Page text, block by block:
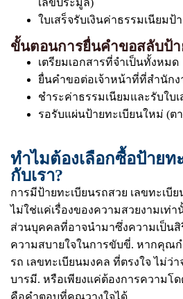
เลขประมูล)
ใบเสร็จรับเงินค่าธรรมเนียมป้
ขั้นตอนการยื่นคำขอสลับป้
เตรียมเอกสารที่จำเป็นทั้งหมด
ยื่นคำขอต่อเจ้าหน้าที่ที่สำนัก
ชำระค่าธรรมเนียมและรับใบเ
รอรับแผ่นป้ายทะเบียนใหม่ (ต
ทำไมต้องเลือกซื้อป้ายท
กับเรา?
การมีป้ายทะเบียนรถสวย เลขทะเบี
ไม่ใช่แค่เรื่องของความสวยงามเท่า
ส่วนบุคคลที่อาจนำมาซึ่งความเป็น
ความสบายใจในการขับขี่. หากคุณ
รถ เลขทะเบียนมงคล ที่ตรงใจ ไม่ว่า
บารมี. หรือเพียงแค่ต้องการความโด
คือคำตอบที่คุณวางใจได้